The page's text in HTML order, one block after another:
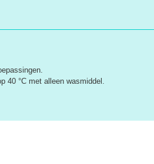
40 °C met alleen wasmiddel.